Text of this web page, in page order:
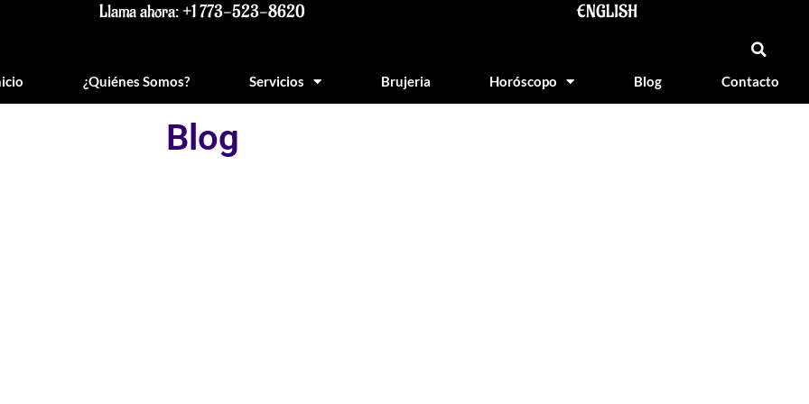
Llama ahora: +1 773-523-8620 ENGLISH
¿Quiénes Somos? Servicios Brujeria Horóscopo Blog Contacto
Blog